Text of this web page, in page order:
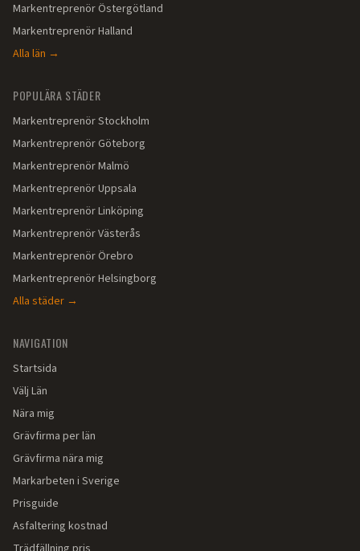
MarkentreprenörÖstergötland
MarkentreprenörHalland
Alla län →
POPULÄRA STÄDER
MarkentreprenörStockholm
MarkentreprenörGöteborg
MarkentreprenörMalmö
MarkentreprenörUppsala
MarkentreprenörLinköping
MarkentreprenörVästerås
MarkentreprenörÖrebro
MarkentreprenörHelsingborg
Alla städer →
NAVIGATION
Startsida
Välj Län
Nära mig
Grävfirma per län
Grävfirma nära mig
Markarbeten i Sverige
Prisguide
Asfaltering kostnad